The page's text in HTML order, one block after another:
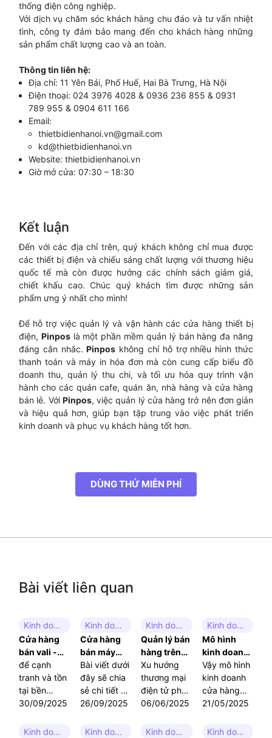
thống điện công nghiệp.
Với dịch vụ chăm sóc khách hàng chu đáo và tư vấn nhiệt
tình, công ty đảm bảo mang đến cho khách hàng những
sản phẩm chất lượng cao và an toàn.
Thông tin liên hệ:
Địa chỉ: 11 Yên Bái, Phố Huế, Hai Bà Trưng, Hà Nội
Điện thoại: 024 3976 4028 & 0936 236 855 & 0931
789 955 & 0904 611 166
Email:
thietbidienhanoi.vn@gmail.com
kd@thietbidienhanoi.vn
Website: thietbidienhanoi.vn
Giờ mở cửa: 07:30 – 18:30
Kết luận
Đến với các địa chỉ trên, quý khách không chỉ mua được
các thiết bị điện và chiếu sáng chất lượng với thương hiệu
quốc tế mà còn được hưởng các chính sách giảm giá,
chiết khấu cao. Chúc quý khách tìm được những sản
phẩm ưng ý nhất cho mình!
Để hỗ trợ việc quản lý và vận hành các cửa hàng thiết bị
điện, Pinposlà một phần mềm quản lý bán hàng đa năng
đáng cân nhắc.Pinpos không chỉ hỗ trợ nhiều hình thức
thanh toán và máy in hóa đơn mà còn cung cấp biểu đồ
doanh thu, quản lý thu chi, và tối ưu hóa quy trình vận
hành cho các quán cafe, quán ăn, nhà hàng và cửa hàng
bán lẻ. Với Pinpos, việc quản lý cửa hàng trở nên đơn giản
và hiệu quả hơn, giúp bạn tập trung vào việc phát triển
kinh doanh và phục vụ khách hàng tốt hơn.
DÙNG THỬ MIỄN PHÍ
Bài viết liên quan
Kinh doanh cửa hàng
Cửa hàng
bán vali -
Xu hướng
kinh doanh
trong thời
kỳ du lịch
để cạnh
tranh và tồn
tại bền
vững, chủ
bán vali cần
30/09/2025
Kinh doanh cửa hàng
Cửa hàng
bán máy
ảnh - Bí
quyết kinh
doanh
thành công
đại số
Bài viết dưới
đây sẽ chia
sẻ chi tiết bí
quyết quản
nghiệm,
26/09/2025
Kinh doanh cửa hàng
Quản lý bán
hàng trên
website:
Giải pháp
tối ưu cho
kinh doanh
Xu hướng
thương mại
điện tử phát
triển mạnh
việc quản lý
06/06/2025
Kinh doanh cửa hàng
Mô hình
kinh doanh
cửa hàng
tiện lợi: Xu
hướng phát
triển hiện
Vậy mô hình
kinh doanh
cửa hàng
tiện lợi thực
Làm thế nào
21/05/2025
Kinh doanh cửa hàng Kinh doanh cửa hàng Kinh doanh cửa hàng Kinh doanh cửa hàng